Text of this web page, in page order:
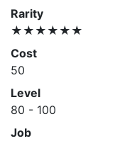
Rarity
★★★★★★
Cost
50
Level
80 - 100
Job